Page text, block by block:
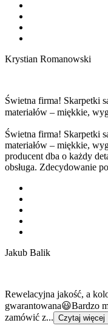
Krystian Romanowski
Świetna firma! Skarpetki
materiałów – miękkie,
Świetna firma! Skarpetki
materiałów – miękkie,
producent dba o każdy
obsługa. Zdecydowanie
Jakub Balik
Rewelacyjna jakość, a
gwarantowana😃Bardzo
zamówić z... Czytaj więcej